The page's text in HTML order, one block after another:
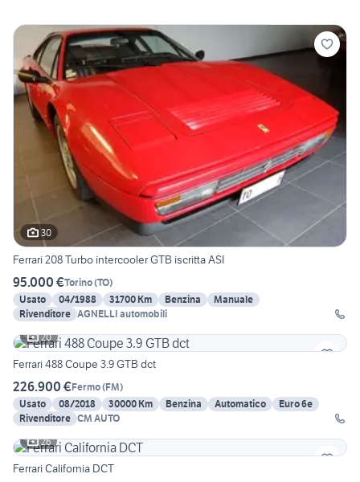
30
Ferrari 208 Turbo intercooler GTB iscritta ASI
95.000 €Torino(TO)
Usato
04/1988 31700 Km Benzina
Manuale
Rivenditore AGNELLI automobili
20
Ferrari 488 Coupe 3.9 GTB dct
226.900 €Fermo(FM)
Usato
08/2018 30000 Km Benzina Automatico
Euro 6e
Rivenditore CM AUTO
26
Ferrari California DCT